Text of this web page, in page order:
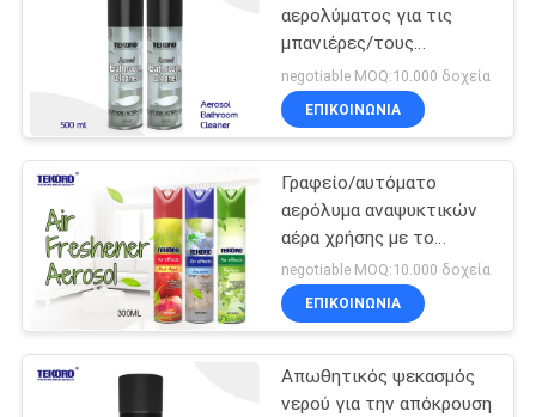
ΕΠΙΚΟΙΝΩΝΉΣΤΕ
ΜΑΣ
ΕΙΔΉΣΕΙΣ
ΖΗΤΉΣΤΕ
ΠΡΟΣΦΟΡΆ
SITEMAP
αερολύματος για τις
μπανιέρες/τους
νεροχύτες/τους
στάβλους ντους/
πλαστικό/χρώμιο
negotiable MOQ:10.000 δοχεία
ΕΠΙΚΟΙΝΩΝΊΑ
Γραφείο/αυτόματο
αερόλυμα αναψυκτικών
αέρα χρήσης με το
στιγμιαίο και μακράς
διαρκείας άρωμα
negotiable MOQ:10.000 δοχεία
ΕΠΙΚΟΙΝΩΝΊΑ
Απωθητικός ψεκασμός
νερού για την απόκρουση